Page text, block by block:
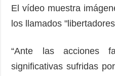
El vídeo muestra
los llamados
“Ante las acciones
significativas sufridas